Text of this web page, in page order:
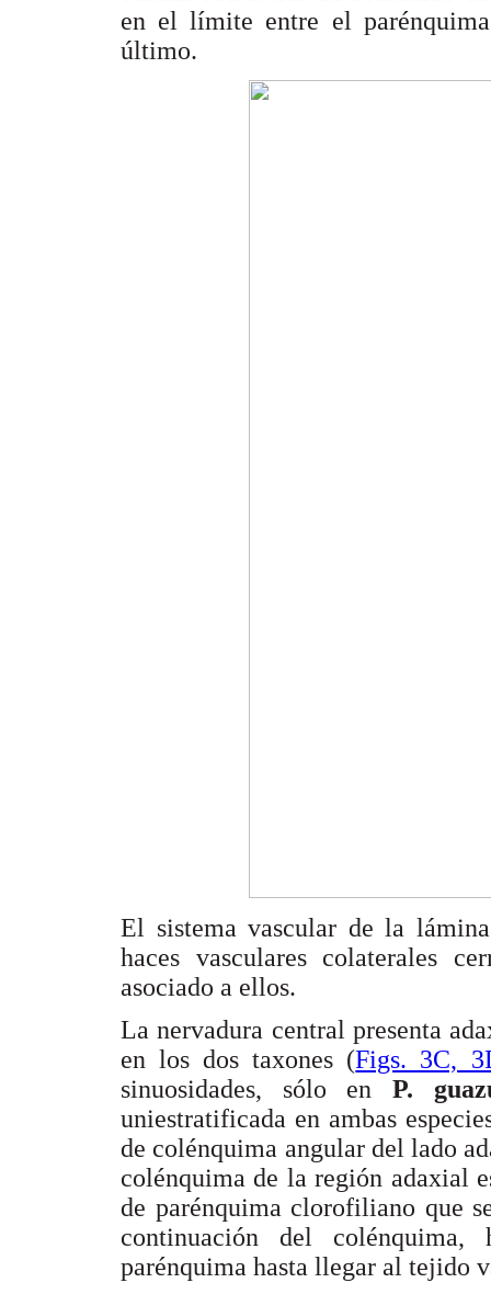
en el límite entre el
último.
El sistema vascular de la
haces vasculares colaterales
asociado a ellos.
La nervadura central presenta
en los dos taxones (Figs. 3C,
sinuosidades, sólo en P.
uniestratificada en ambas
de colénquima angular del lado
colénquima de la región adaxial
de parénquima clorofiliano que
continuación del
parénquima hasta llegar al tejido